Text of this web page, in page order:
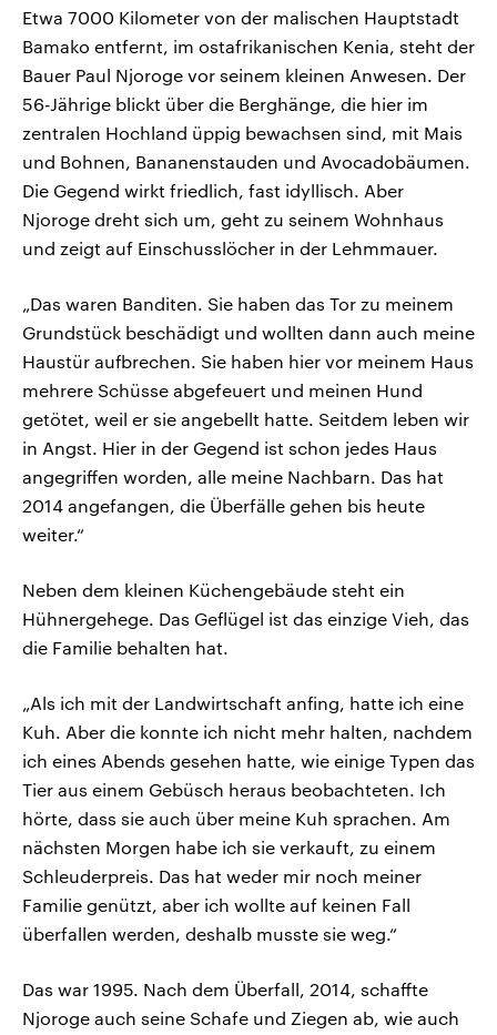
Etwa 7000 Kilometer von der malischen Hauptstadt
Bamako entfernt, im ostafrikanischen Kenia, steht der
Bauer Paul Njoroge vor seinem kleinen Anwesen. Der
56-Jährige blickt über die Berghänge, die hier im
zentralen Hochland üppig bewachsen sind, mit Mais
und Bohnen, Bananenstauden und Avocadobäumen.
Die Gegend wirkt friedlich, fast idyllisch. Aber
Njoroge dreht sich um, geht zu seinem Wohnhaus
und zeigt auf Einschusslöcher in der Lehmmauer.
„Das waren Banditen. Sie haben das Tor zu meinem
Grundstück beschädigt und wollten dann auch meine
Haustür aufbrechen. Sie haben hier vor meinem Haus
mehrere Schüsse abgefeuert und meinen Hund
getötet, weil er sie angebellt hatte. Seitdem leben wir
in Angst. Hier in der Gegend ist schon jedes Haus
angegriffen worden, alle meine Nachbarn. Das hat
2014 angefangen, die Überfälle gehen bis heute
weiter.“
Neben dem kleinen Küchengebäude steht ein
Hühnergehege. Das Geflügel ist das einzige Vieh, das
die Familie behalten hat.
„Als ich mit der Landwirtschaft anfing, hatte ich eine
Kuh. Aber die konnte ich nicht mehr halten, nachdem
ich eines Abends gesehen hatte, wie einige Typen das
Tier aus einem Gebüsch heraus beobachteten. Ich
hörte, dass sie auch über meine Kuh sprachen. Am
nächsten Morgen habe ich sie verkauft, zu einem
Schleuderpreis. Das hat weder mir noch meiner
Familie genützt, aber ich wollte auf keinen Fall
überfallen werden, deshalb musste sie weg.“
Das war 1995. Nach dem Überfall, 2014, schaffte
Njoroge auch seine Schafe und Ziegen ab, wie auch